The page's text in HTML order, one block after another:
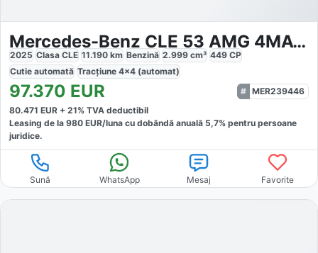
Mercedes-Benz CLE 53 AMG 4MATIC+
2025 Clasa CLE 11.190 km Benzină 2.999 cm³ 449 CP
Cutie automată Tracțiune 4x4 (automat)
97.370 EUR
MER239446
80.471 EUR + 21% TVA deductibil
Leasing de la 980 EUR/luna cu dobăndă anuală 5,7% pentru persoane
juridice.
Sună WhatsApp Mesaj Favorite